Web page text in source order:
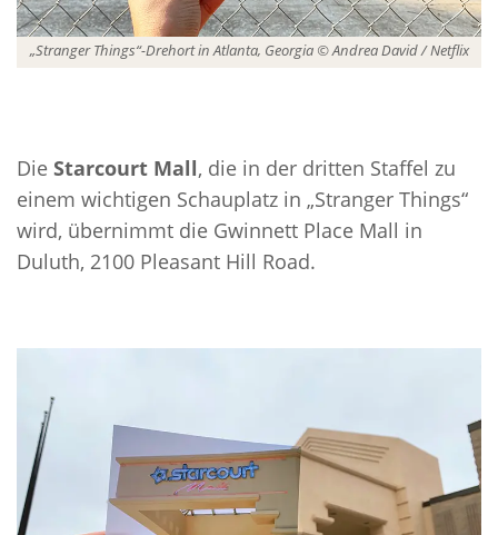
„Stranger Things“-Drehort in Atlanta, Georgia © Andrea David / Netflix
Die Starcourt Mall, die in der dritten Staffel zu
einem wichtigen Schauplatz in „Stranger Things“
wird, übernimmt die Gwinnett Place Mall in
Duluth, 2100 Pleasant Hill Road.